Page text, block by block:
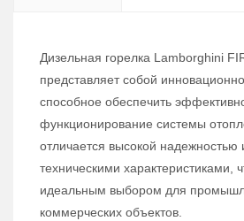
Дизельная горелка Lamborghini
представляет собой
способное обеспечить
функционирование системы
отличается высокой
техническими характеристиками,
идеальным выбором для
коммерческих объектов.